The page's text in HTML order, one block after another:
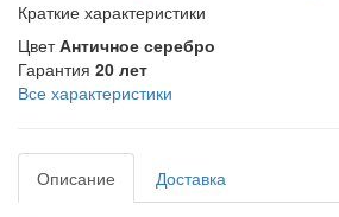
Краткие характеристики
Цвет Античное серебро
Гарантия 20 лет
Все характеристики
Описание Доставка